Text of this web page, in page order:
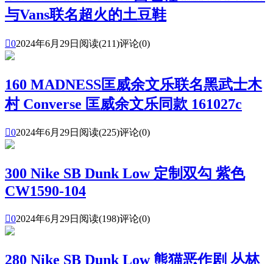
与Vans联名超火的土豆鞋
02024年6月29日 阅读(211)评论(0)
160 MADNESS匡威余文乐联名黑武士木
村 Converse 匡威余文乐同款 161027c
02024年6月29日 阅读(225)评论(0)
300 Nike SB Dunk Low 定制双勾 紫色
CW1590-104
02024年6月29日 阅读(198)评论(0)
280 Nike SB Dunk Low 熊猫恶作剧 丛林